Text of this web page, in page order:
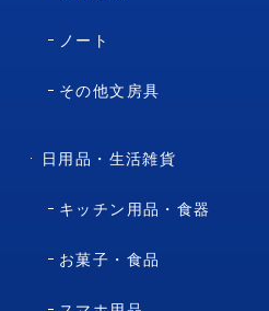
ノート
その他文房具
日用品・生活雑貨
キッチン用品・食器
お菓子・食品